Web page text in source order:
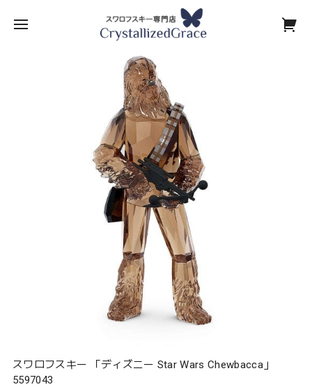
スワロフスキー 「ディズニー Star Wars Chewbacca」
5597043